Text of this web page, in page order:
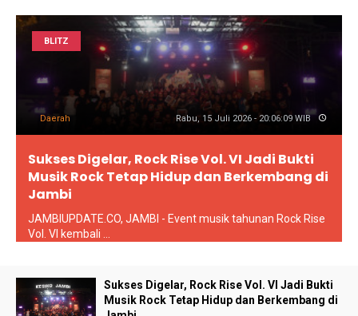
BLITZ
Daerah Rabu, 15 Juli 2026 - 20:06:09 WIB
Sukses Digelar, Rock Rise Vol. VI Jadi Bukti
Musik Rock Tetap Hidup dan Berkembang di
Jambi
JAMBIUPDATE.CO, JAMBI - Event musik tahunan Rock Rise
Vol. VI kembali ...
Sukses Digelar, Rock Rise Vol. VI Jadi Bukti
Musik Rock Tetap Hidup dan Berkembang di